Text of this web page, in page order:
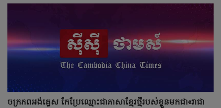
ចក្រភពអង់គ្លេស កែប្រែឈ្មោះជាភាសាខ្មែរថ្មីរបស់ខ្លួនមកជា«រាជា